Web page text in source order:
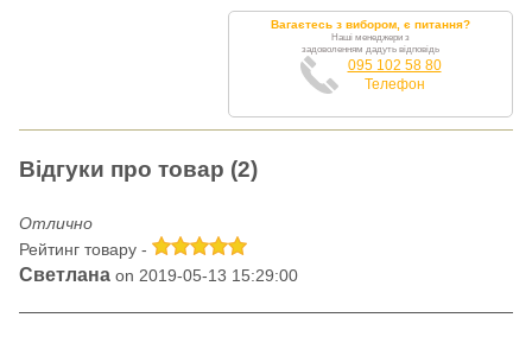
Вагаєтесь з вибором, є питання?
Наші менеджери з
задоволенням дадуть відповідь
095 102 58 80
Телефон
Відгуки про товар (2)
Отлично
Рейтинг товару -
Светлана on 2019-05-13 15:29:00